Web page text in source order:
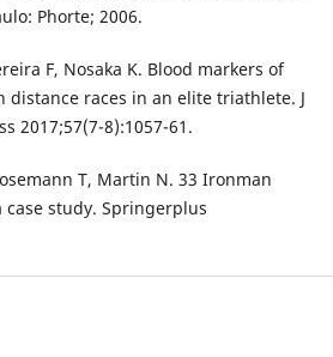
Phorte; 2006.
F, Nosaka K. Blood markers of
distance races in an elite triathlete. J
2017;57(7-8):1057-61.
T, Martin N. 33 Ironman
study. Springerplus